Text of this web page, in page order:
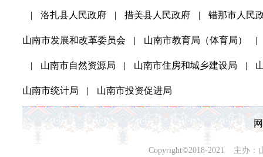
洛扎县人民政府 措美县人民政府 错那市人民
山南市发展和改革委员会 山南市教育局（体育局）
山南市自然资源局 山南市住房和城乡建设局
山南市统计局 山南市投资促进局
Copyright©2018-2021 主办：